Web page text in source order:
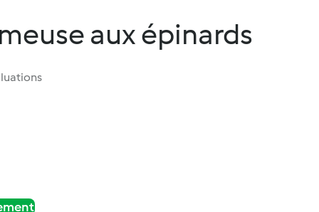
aux épinards